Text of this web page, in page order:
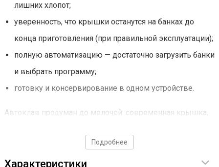
лишних хлопот;
уверенность, что крышки останутся на банках до
конца приготовления (при правильной эксплуатации);
полную автоматизацию — достаточно загрузить банки
и выбрать программу;
готовку и консервирование в одном устройстве.
Автоклав продуман до мелочей: современная крышка,
позволяют ему органично смотреться даже на самой
стильной кухне.
Подробнее
Характеристики